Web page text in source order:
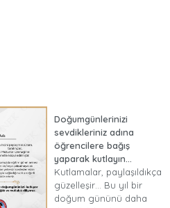
Doğumgünlerinizi
sevdikleriniz adına
öğrencilere bağış
yaparak kutlayın...
Kutlamalar, paylaşıldıkça
güzelleşir… Bu yıl bir
doğum gününü daha